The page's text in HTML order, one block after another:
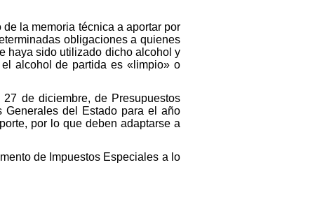
la memoria técnica a aportar por
obligaciones a quienes
haya sido utilizado dicho alcohol y
alcohol de partida es «limpio» o
de diciembre, de Presupuestos
Generales del Estado para el año
por lo que deben adaptarse a
de Impuestos Especiales a lo